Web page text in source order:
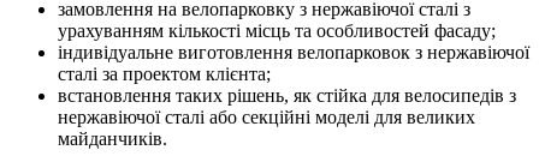
замовлення на велопарковку з нержавіючої сталі з
урахуванням кількості місць та особливостей фасаду;
індивідуальне виготовлення велопарковок з нержавіючої
сталі за проектом клієнта;
встановлення таких рішень, як стійка для велосипедів з
нержавіючої сталі або секційні моделі для великих
майданчиків.